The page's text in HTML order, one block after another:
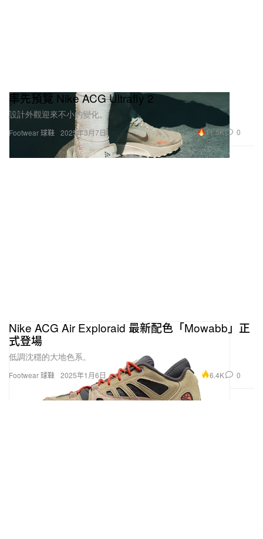
Footwear 球鞋
率先預覽 Nike ACG Ultrafly 2
設計外觀迎來不小的變化。
2025年3月7日 11.5K 0
Footwear 球鞋
Nike ACG Air Exploraid 最新配色「Mowabb」正
式登場
低調沈穩的大地色系。
2025年1月6日 6.4K 0